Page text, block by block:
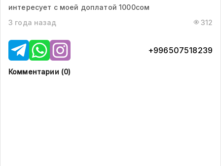
интересует с моей доплатой 1000сом
3 года назад
312
+996507518239
Комментарии (0)